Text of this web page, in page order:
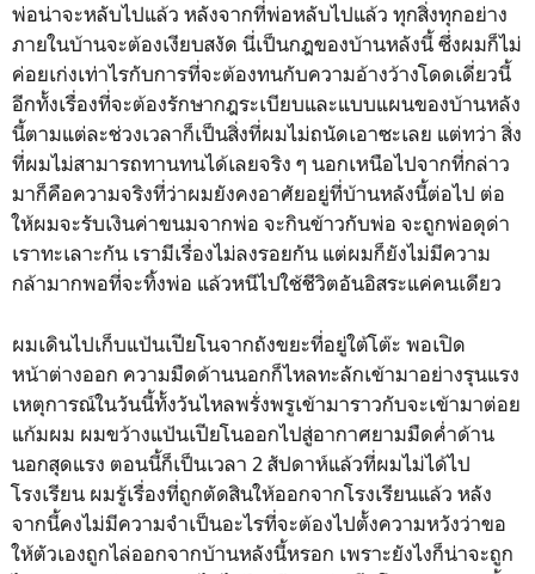
พ่อน่าจะหลับไปแล้ว หลังจากที่พ่อหลับไปแล้ว ทุกสิ่งทุกอย่าง
ภายในบ้านจะต้องเงียบสงัด นี่เป็นกฎของบ้านหลังนี้ ซึ่งผมก็ไม่
ค่อยเก่งเท่าไรกับการที่จะต้องทนกับความอ้างว้างโดดเดี่ยวนี้
อีกทั้งเรื่องที่จะต้องรักษากฎระเบียบและแบบแผนของบ้านหลัง
นี้ตามแต่ละช่วงเวลาก็เป็นสิ่งที่ผมไม่ถนัดเอาซะเลย แต่ทว่า สิ่ง
ที่ผมไม่สามารถทานทนได้เลยจริง ๆ นอกเหนือไปจากที่กล่าว
มาก็คือความจริงที่ว่าผมยังคงอาศัยอยู่ที่บ้านหลังนี้ต่อไป ต่อ
ให้ผมจะรับเงินค่าขนมจากพ่อ จะกินข้าวกับพ่อ จะถูกพ่อดุด่า
เราทะเลาะกัน เรามีเรื่องไม่ลงรอยกัน แต่ผมก็ยังไม่มีความ
กล้ามากพอที่จะทิ้งพ่อ แล้วหนีไปใช้ชีวิตอันอิสระแค่คนเดียว
ผมเดินไปเก็บแป้นเปียโนจากถังขยะที่อยู่ใต้โต๊ะ พอเปิด
หน้าต่างออก ความมืดด้านนอกก็ไหลทะลักเข้ามาอย่างรุนแรง
เหตุการณ์ในวันนี้ทั้งวันไหลพรั่งพรูเข้ามาราวกับจะเข้ามาต่อย
แก้มผม ผมขว้างแป้นเปียโนออกไปสู่อากาศยามมืดค่ำด้าน
นอกสุดแรง ตอนนี้ก็เป็นเวลา 2 สัปดาห์แล้วที่ผมไม่ได้ไป
โรงเรียน ผมรู้เรื่องที่ถูกตัดสินให้ออกจากโรงเรียนแล้ว หลัง
จากนี้คงไม่มีความจำเป็นอะไรที่จะต้องไปตั้งความหวังว่าขอ
ให้ตัวเองถูกไล่ออกจากบ้านหลังนี้หรอก เพราะยังไงก็น่าจะถูก